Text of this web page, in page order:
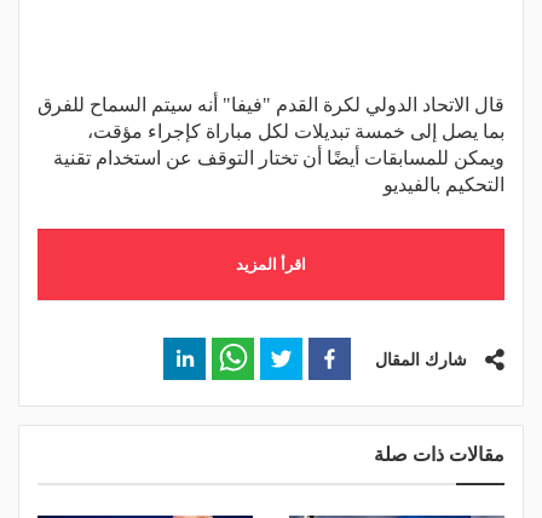
قال الاتحاد الدولي لكرة القدم "فيفا" أنه سيتم السماح للفرق
بما يصل إلى خمسة تبديلات لكل مباراة كإجراء مؤقت،
ويمكن للمسابقات أيضًا أن تختار التوقف عن استخدام تقنية
التحكيم بالفيديو
اقرأ المزيد
شارك المقال
مقالات ذات صلة